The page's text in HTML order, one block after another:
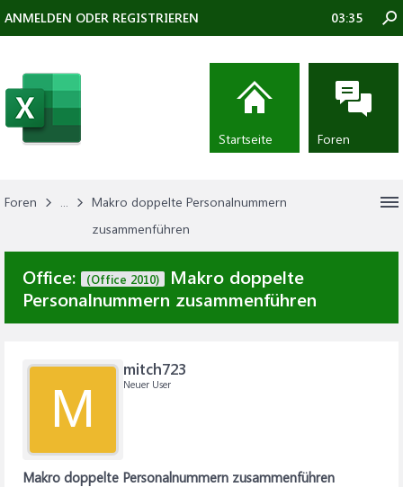
Foren ...
Makro doppelte Personalnummern
zusammenführen
Office: (Office 2010)
Makro doppelte
Personalnummern zusammenführen
M
mitch723
Neuer User
Makro doppelte Personalnummern zusammenführen
ANMELDEN ODER REGISTRIEREN 03:35
Startseite Foren